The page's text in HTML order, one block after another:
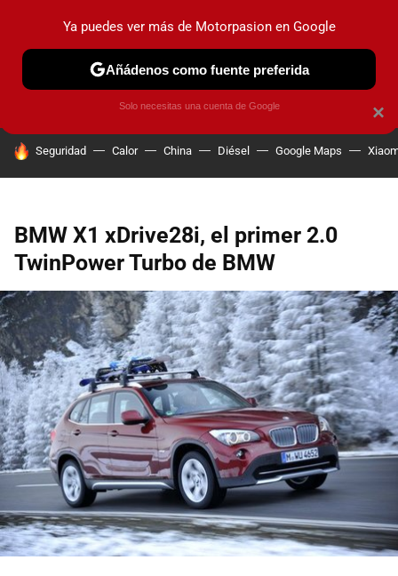
PRUEBAS COCHES ELÉCTRICOS OBSERVATORIO
HOY SE HABLA DE
Seguridad Calor China Diésel Google Maps
BMW X1 xDrive28i, el primer 2.0
TwinPower Turbo de BMW
×
Ya puedes ver más de Motorpasion en Google
Añádenos como fuente preferida
Solo necesitas una cuenta de Google